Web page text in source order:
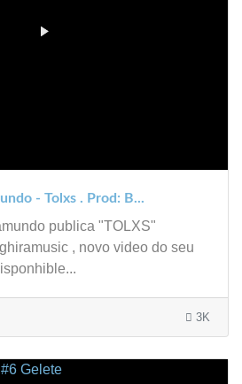
- Tolxs . Prod: B...
publica "TOLXS"
, novo video do seu
3K